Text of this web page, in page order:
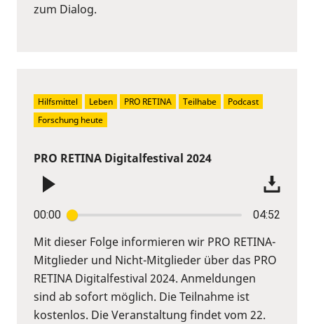
zum Dialog.
PRO RETINA Digitalfestival 2024
00:00 04:52
Mit dieser Folge informieren wir PRO RETINA-
Mitglieder und Nicht-Mitglieder über das PRO
RETINA Digitalfestival 2024. Anmeldungen
sind ab sofort möglich. Die Teilnahme ist
kostenlos. Die Veranstaltung findet vom 22.
Hilfsmittel Leben PRO RETINA Teilhabe
Podcast
Forschung heute